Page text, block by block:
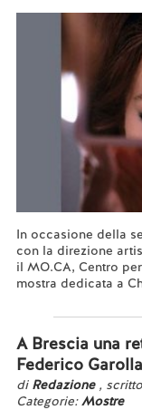
In occasione della
con la direzione
il MO.CA, Centro
mostra dedicata a
A Brescia una
Federico Garolla
di Redazione ,
Categorie:Mostre